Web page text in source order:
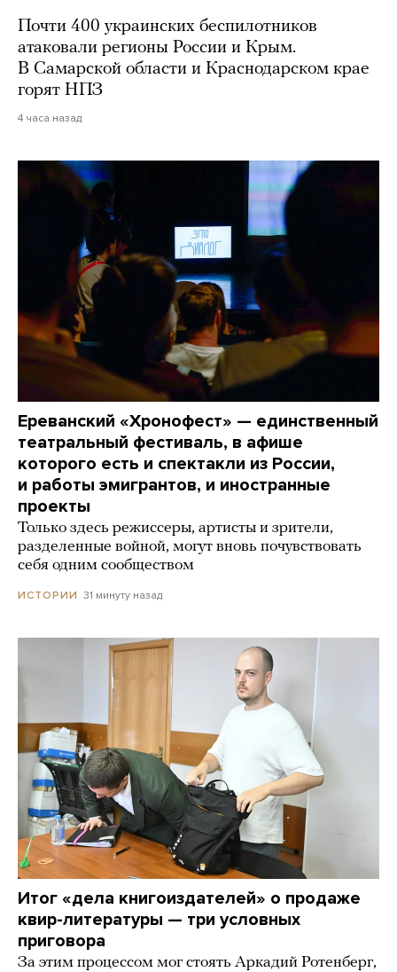
Почти 400 украинских беспилотников
атаковали регионы России и Крым.
В Самарской области и Краснодарском крае
горят НПЗ
4 часа назад
Ереванский «Хронофест» — единственный
театральный фестиваль, в афише
которого есть и спектакли из России,
и работы эмигрантов, и иностранные
проекты
Только здесь режиссеры, артисты и зрители,
разделенные войной, могут вновь почувствовать
себя одним сообществом
ИСТОРИИ 31 минуту назад
Итог «дела книгоиздателей» о продаже
квир-литературы — три условных
приговора
За этим процессом мог стоять Аркадий Ротенберг,